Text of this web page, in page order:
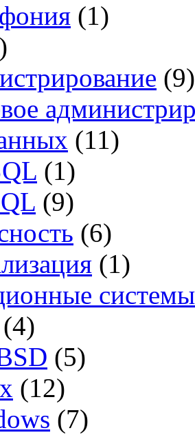
(1)
(9)
(11)
(1)
(9)
(6)
(1)
системы
(4)
(5)
(12)
(7)